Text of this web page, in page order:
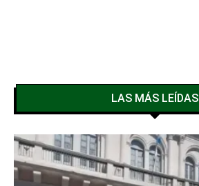
LAS MÁS LEÍDAS